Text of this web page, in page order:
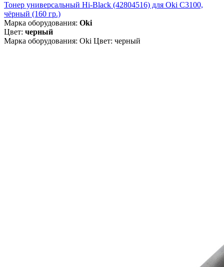
Тонер универсальный Hi-Black (42804516) для Oki С3100,
чёрный (160 гр.)
Марка оборудования: Oki
Цвет: черный
Марка оборудования: Oki Цвет: черный